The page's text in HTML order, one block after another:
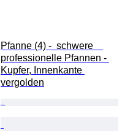
Pfanne (4) -  schwere
professionelle Pfannen -
Kupfer, Innenkante
vergolden